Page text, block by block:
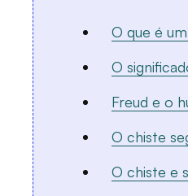
O que é
O
Freud e o
O chiste
O chiste e